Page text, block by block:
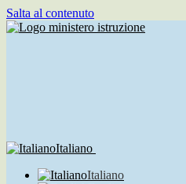
Salta al contenuto
Italiano
Italiano